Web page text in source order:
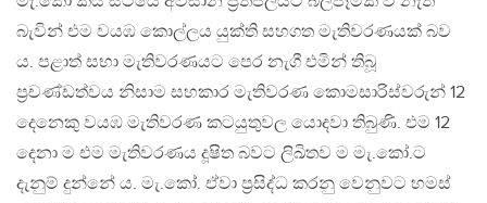
බැවින් එම වයඹ කොල්ලය යුක්ති සහගත මැතිවරණයක් බව
ය. පළාත් සභා මැතිවරණයට පෙර නැගී එමින් තිබූ
ප්‍රචණ්ඩත්වය නිසාම සහකාර මැතිවරණ කොමසාරිස්වරුන් 12
දෙනෙකු වයඹ මැතිවරණ කටයුතුවල යොදවා තිබුණි. එම 12
දෙනා ම එම මැතිවරණය දූෂිත බවට ලිඛිතව ම මැ.කෝ.ට
දැනුම් දුන්නේ ය. මැ.කෝ. ඒවා ප්‍රසිද්ධ කරනු වෙනුවට හමස්